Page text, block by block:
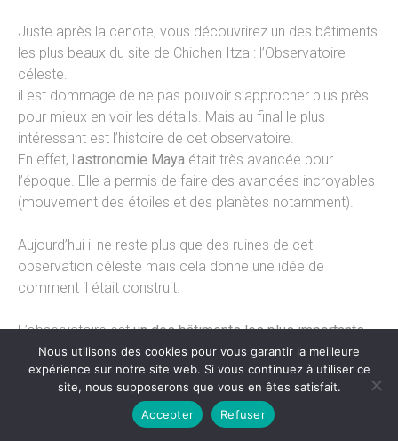
Juste après la cenote, vous découvrirez un des bâtiments
les plus beaux du site de Chichen Itza : l’Observatoire
céleste.
il est dommage de ne pas pouvoir s’approcher plus près
pour mieux en voir les détails. Mais au final le plus
intéressant est l’histoire de cet observatoire.
En effet, l’astronomie Maya était très avancée pour
l’époque. Elle a permis de faire des avancées incroyables
(mouvement des étoiles et des planètes notamment).
Aujourd’hui il ne reste plus que des ruines de cet
observation céleste mais cela donne une idée de
comment il était construit.
L’observatoire estun des bâtiments les plus importants
pour les Mayas tant ils pensaient qu’il y avait un lien entre
l’astronomie et la création de l’univers.
Nous utilisons des cookies pour vous garantir la meilleure
expérience sur notre site web. Si vous continuez à utiliser ce
site, nous supposerons que vous en êtes satisfait.
Accepter
Refuser